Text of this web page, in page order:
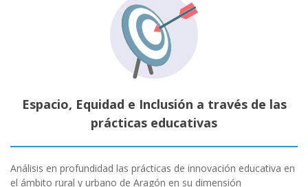
Espacio, Equidad e Inclusión a través de las
prácticas educativas
Análisis en profundidad las prácticas de innovación educativa en
el ámbito rural y urbano de Aragón en su dimensión